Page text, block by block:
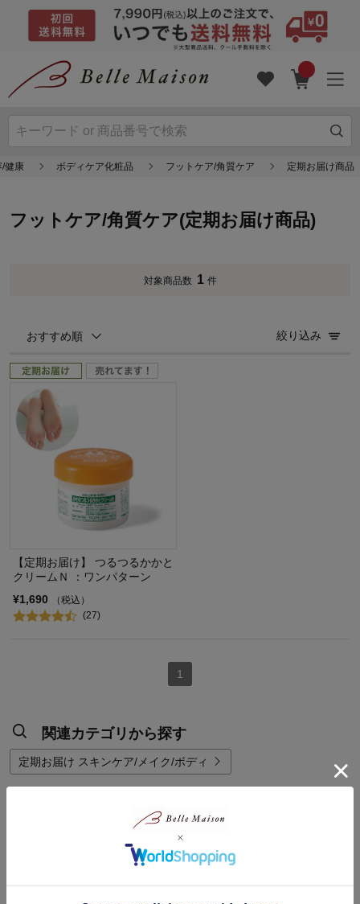
/健康 ボディケア化粧品 フットケア/角質ケア 定期お届け商品
フットケア/角質ケア(定期お届け商品)
対象商品数 1 件
おすすめ順 絞り込み
【定期お届け】 つるつるかかと
クリームＮ ：ワンパターン
¥1,690
（税込）
(27)
1
関連カテゴリから探す
定期お届け スキンケア/メイク/ボディ
他のカテゴリから探す
ボディクリーム/ローション/オイル